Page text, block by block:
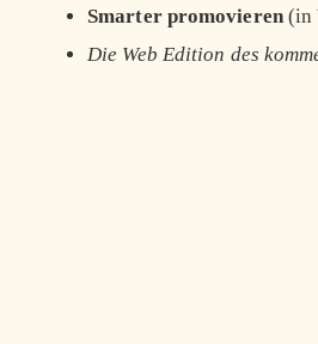
Smarter promovieren(in
Die Web Edition des